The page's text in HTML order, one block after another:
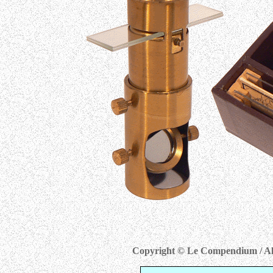
Copyright © Le Compendium /